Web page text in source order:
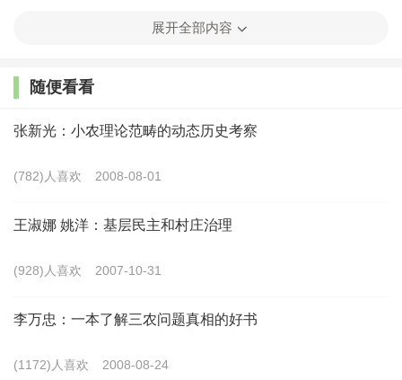
对传统的乡村或者说工业时代及其以前的乡村的确可以
村未必如此，有的“一村一品”，有的“电商带动”，有的“文
乡村，其多样性就越充分，互相之间的互补性或者可合作性
形成一个具有自我强化性、自我协调性、自我成长性的，面
对所在区域的城市之间具有一定议价能力的社会网络，很难
间、村村之间的流动性，也很难根据其功能进行定义。
展开全部内容
随便看看
张新光：小农理论范畴的动态历史考察
(782)人喜欢 2008-08-01
王淑娜 姚洋：基层民主和村庄治理
(928)人喜欢 2007-10-31
李万忠：一本了解三农问题真相的好书
(1172)人喜欢 2008-08-24